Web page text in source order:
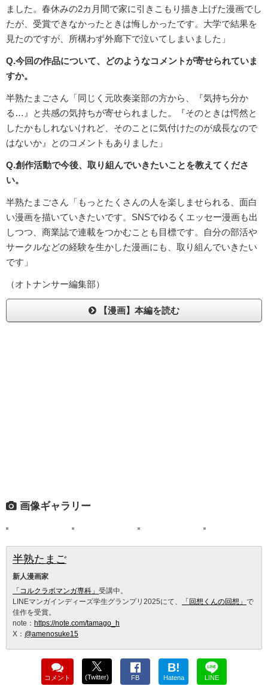
ました。春休みの2カ月間で家に引きこもり描き上げた漫画でし
たが、受賞できなかったときは悔しかったです。大学で結果を
見たのですが、所構わず外廊下で泣いてしまいました」
Q.今回の作品について、どのようなコメントが寄せられていま
すか。
半熟たまごさん「同じく元吹奏楽部の方から、『気持ち分か
る…』と共感の気持ちが寄せられました。『そのときは愕然と
したかもしれないけれど、そのことに気付けたのが成長なので
はないか』とのコメントもありました」
Q.創作活動で今後、取り組んでいきたいことを教えてくださ
い。
半熟たまごさん「もっとたくさんの人を楽しませられる、面白
い漫画を描いていきたいです。SNSでゆるくエッセー漫画も出
しつつ、商業誌で連載をつかむことも目標です。自分の部活や
サークルなどの経験を生かした漫画にも、取り組んでいきたい
です」
（オトナンサー編集部）
【漫画】本編を読む
画像ギャラリー
半熟たまご
新人漫画家
「コルクラボマンガ専科」 受講中。
LINEマンガインディーズ学生グランプリ2025にて、
「回想くんの回想」 で
佳作を受賞。
note： https://note.com/tamago_h
X： @amenosuke15
コメント (Twitter) FB
B!
Hatena LINE